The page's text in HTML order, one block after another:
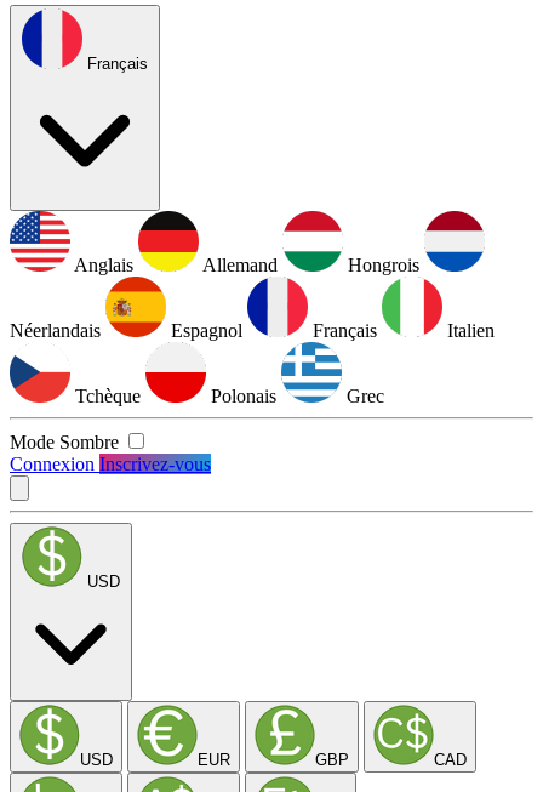
Français
Anglais Allemand Hongrois
Néerlandais Espagnol Français Italien
Tchèque Polonais Grec
Mode Sombre
Connexion Inscrivez-vous
USD
USD EUR GBP CAD